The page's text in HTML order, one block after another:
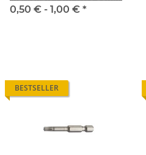
0,50 € - 1,00 € *
BESTSELLER